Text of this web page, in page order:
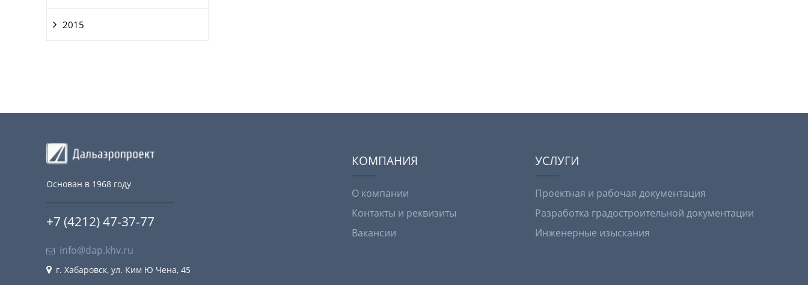
2015
Основан в 1968 году
+7 (4212) 47-37-77
info@dap.khv.ru
г. Хабаровск, ул. Ким Ю Чена, 45
КОМПАНИЯ
О компании
Контакты и реквизиты
Вакансии
УСЛУГИ
Проектная и рабочая документация
Разработка градостроительной документации
Инженерные изыскания